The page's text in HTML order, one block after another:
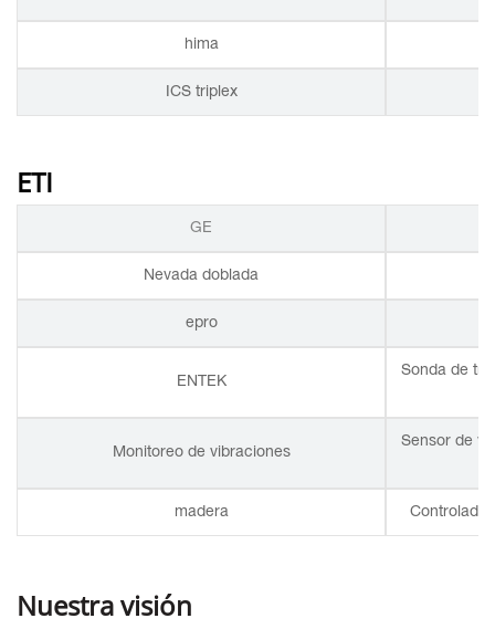
hima
ICS triplex
ETI
GE
Nevada doblada
epro
ENTEK
Sonda de
Monitoreo de vibraciones
Sensor de
madera
Nuestra visión